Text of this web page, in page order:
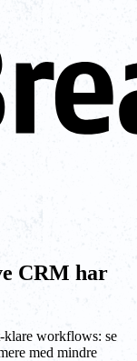
CRM har
klare workflows: se
med mindre